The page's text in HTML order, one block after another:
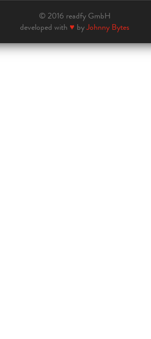
© 2016 readfy GmbH
developed with ♥ byJohnny Bytes